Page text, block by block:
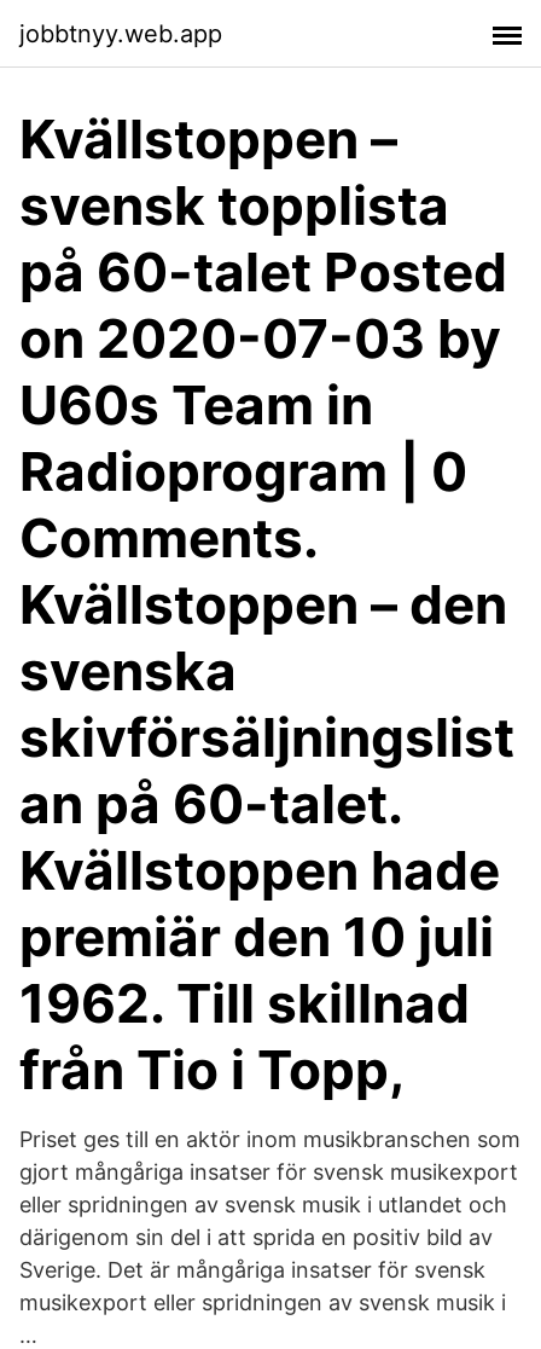
jobbtnyy.web.app
Kvällstoppen –
svensk topplista
på 60-talet Posted
on 2020-07-03 by
U60s Team in
Radioprogram | 0
Comments.
Kvällstoppen – den
svenska
skivförsäljningslist
an på 60-talet.
Kvällstoppen hade
premiär den 10 juli
1962. Till skillnad
från Tio i Topp,
Priset ges till en aktör inom musikbranschen som
gjort mångåriga insatser för svensk musikexport
eller spridningen av svensk musik i utlandet och
därigenom sin del i att sprida en positiv bild av
Sverige. Det är mångåriga insatser för svensk
musikexport eller spridningen av svensk musik i
…